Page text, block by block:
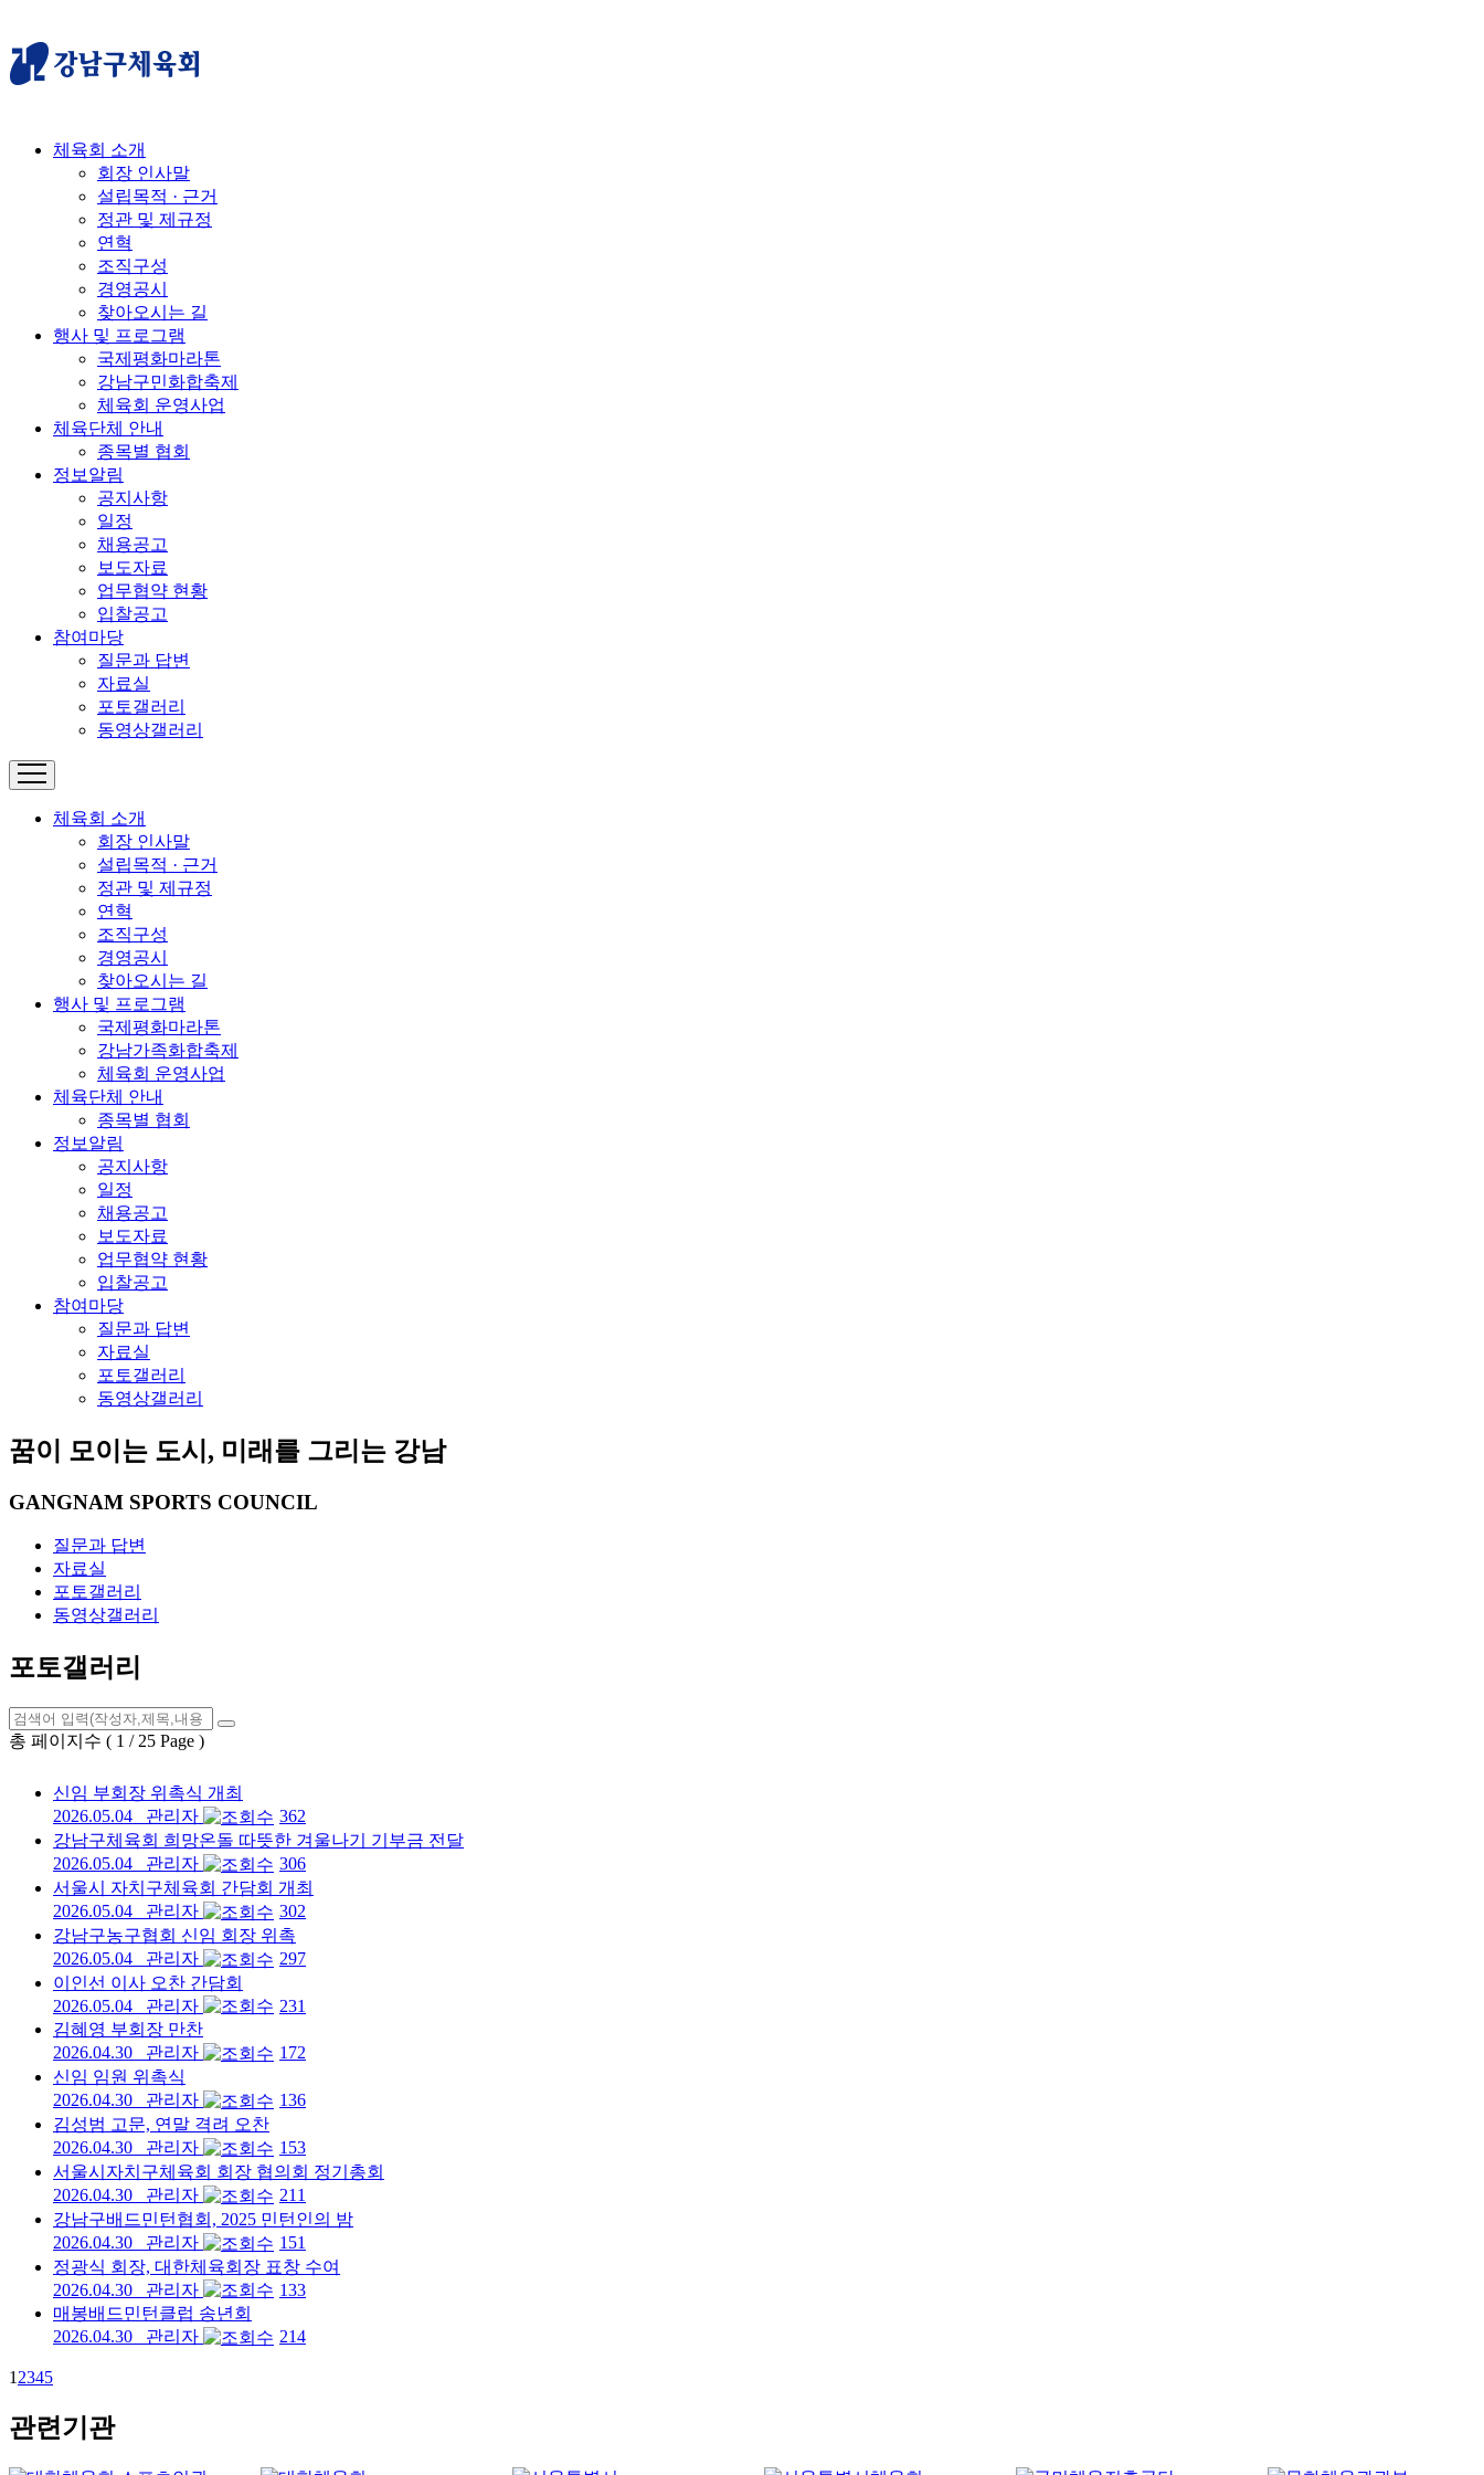
체육회 소개
회장 인사말
설립목적 · 근거
정관 및 제규정
연혁
조직구성
경영공시
찾아오시는 길
행사 및 프로그램
국제평화마라톤
강남구민화합축제
체육회 운영사업
체육단체 안내
종목별 협회
정보알림
공지사항
일정
채용공고
보도자료
업무협약 현황
입찰공고
참여마당
질문과 답변
자료실
포토갤러리
동영상갤러리
체육회 소개
회장 인사말
설립목적 · 근거
정관 및 제규정
연혁
조직구성
경영공시
찾아오시는 길
행사 및 프로그램
국제평화마라톤
강남가족화합축제
체육회 운영사업
체육단체 안내
종목별 협회
정보알림
공지사항
일정
채용공고
보도자료
업무협약 현황
입찰공고
참여마당
질문과 답변
자료실
포토갤러리
동영상갤러리
꿈이 모이는 도시, 미래를 그리는 강남
GANGNAM SPORTS COUNCIL
질문과 답변
자료실
포토갤러리
동영상갤러리
포토갤러리
총 페이지수 ( 1 / 25 Page )
신임 부회장 위촉식 개최
2026.05.04
관리자
362
강남구체육회 희망온돌 따뜻한 겨울나기 기부금 전달
2026.05.04
관리자
306
서울시 자치구체육회 간담회 개최
2026.05.04
관리자
302
강남구농구협회 신임 회장 위촉
2026.05.04
관리자
297
이인선 이사 오찬 간담회
2026.05.04
관리자
231
김혜영 부회장 만찬
2026.04.30
관리자
172
신임 임원 위촉식
2026.04.30
관리자
136
김성범 고문, 연말 격려 오찬
2026.04.30
관리자
153
서울시자치구체육회 회장 협의회 정기총회
2026.04.30
관리자
211
강남구배드민턴협회, 2025 민턴인의 밤
2026.04.30
관리자
151
정광식 회장, 대한체육회장 표창 수여
2026.04.30
관리자
133
매봉배드민턴클럽 송년회
2026.04.30
관리자 214
1 2345
관련기관